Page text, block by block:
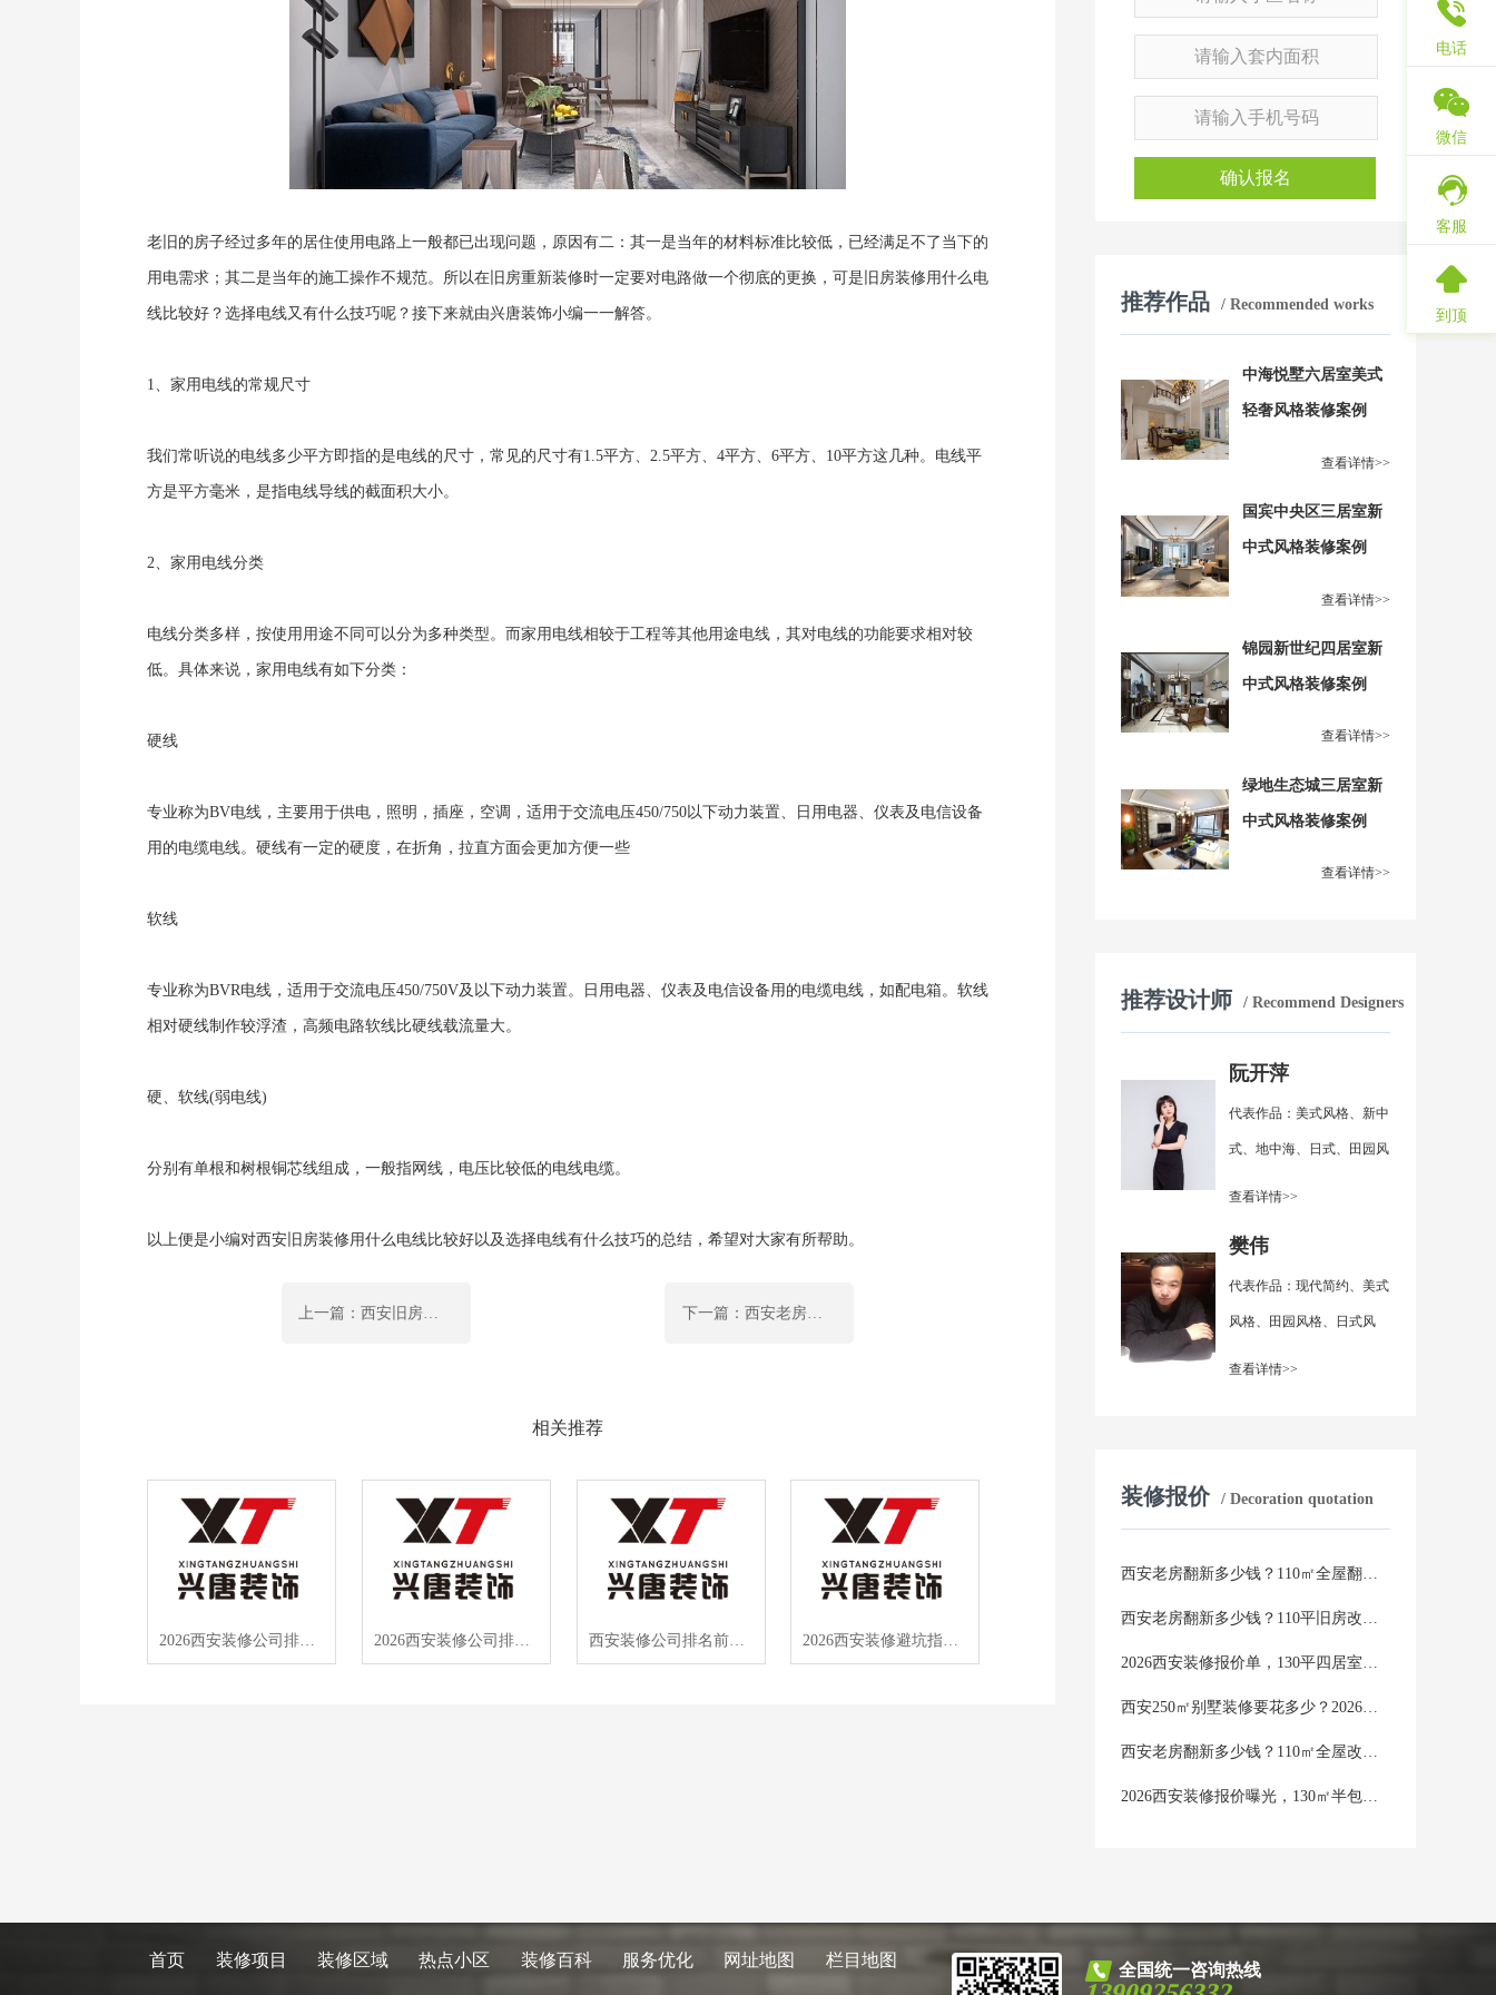
老旧的房子经过多年的居住使用电路上一般都已出现问题，原因有二：其一是当年的材料标准比较低，已经满足不了当下的
用电需求；其二是当年的施工操作不规范。所以在旧房重新装修时一定要对电路做一个彻底的更换，可是旧房装修用什么电
线比较好？选择电线又有什么技巧呢？接下来就由兴唐装饰小编一一解答。
1、家用电线的常规尺寸
我们常听说的电线多少平方即指的是电线的尺寸，常见的尺寸有1.5平方、2.5平方、4平方、6平方、10平方这几种。电线平
方是平方毫米，是指电线导线的截面积大小。
2、家用电线分类
电线分类多样，按使用用途不同可以分为多种类型。而家用电线相较于工程等其他用途电线，其对电线的功能要求相对较
低。具体来说，家用电线有如下分类：
硬线
专业称为BV电线，主要用于供电，照明，插座，空调，适用于交流电压450/750以下动力装置、日用电器、仪表及电信设备
用的电缆电线。硬线有一定的硬度，在折角，拉直方面会更加方便一些
软线
专业称为BVR电线，适用于交流电压450/750V及以下动力装置。日用电器、仪表及电信设备用的电缆电线，如配电箱。软线
相对硬线制作较浮渣，高频电路软线比硬线载流量大。
硬、软线(弱电线)
分别有单根和树根铜芯线组成，一般指网线，电压比较低的电线电缆。
以上便是小编对西安旧房装修用什么电线比较好以及选择电线有什么技巧的总结，希望对大家有所帮助。
上一篇：西安旧房改造需要注意哪些?其中墙面翻新注意什么 下一篇：西安老房翻新厨房电路如何布置?厨房电路怎样改造才合理
相关推荐
2026西安装修公司排名Top10实测，半包避坑指南，高质低价这样选 2026西安装修公司排名出炉，半包装修如何避坑选对？ 西安装修公司排名前十强 2026年西安装修半包价格清单曝光 2026西安装修避坑指南：预算有限如何选对半包公司？
确认报名
推荐作品 / Recommended works
中海悦墅六居室美式
轻奢风格装修案例
查看详情>>
国宾中央区三居室新
中式风格装修案例
查看详情>>
锦园新世纪四居室新
中式风格装修案例
查看详情>>
绿地生态城三居室新
中式风格装修案例
查看详情>>
推荐设计师 / Recommend Designers
阮开萍
代表作品：美式风格、新中
式、地中海、日式、田园风
查看详情>>
樊伟
代表作品：现代简约、美式
风格、田园风格、日式风
查看详情>>
装修报价 / Decoration quotation
首页 装修项目 装修区域 热点小区 装修百科 服务优化 网址地图 栏目地图
全国统一咨询热线
电话
微信
客服
到顶